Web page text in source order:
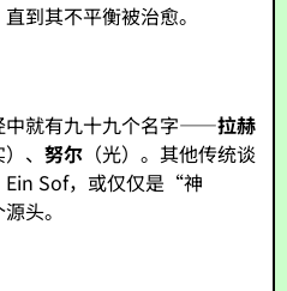
到其不平衡被治愈。
中就有九十九个名字——拉赫
）、努尔 （光）。其他传统谈
Ein Sof，或仅仅是“神
头。